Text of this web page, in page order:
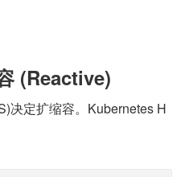
(Reactive)
决定扩缩容。Kubernetes H